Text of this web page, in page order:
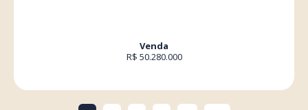
Venda
R$ 50.280.000